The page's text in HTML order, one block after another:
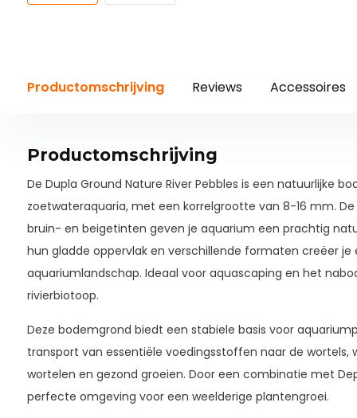
Productomschrijving Reviews Accessoires
Productomschrijving
De Dupla Ground Nature River Pebbles is een natuurlijke
zoetwateraquaria, met een korrelgrootte van 8-16 mm.
bruin- en beigetinten geven je aquarium een prachtig
hun gladde oppervlak en verschillende formaten creëer je
aquariumlandschap. Ideaal voor aquascaping en het
rivierbiotoop.
Deze bodemgrond biedt een stabiele basis voor
transport van essentiële voedingsstoffen naar de wortels,
wortelen en gezond groeien. Door een combinatie met
perfecte omgeving voor een weelderige plantengroei.